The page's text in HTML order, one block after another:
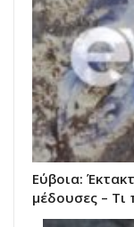
Εύβοια:
μέδουσες – Τι